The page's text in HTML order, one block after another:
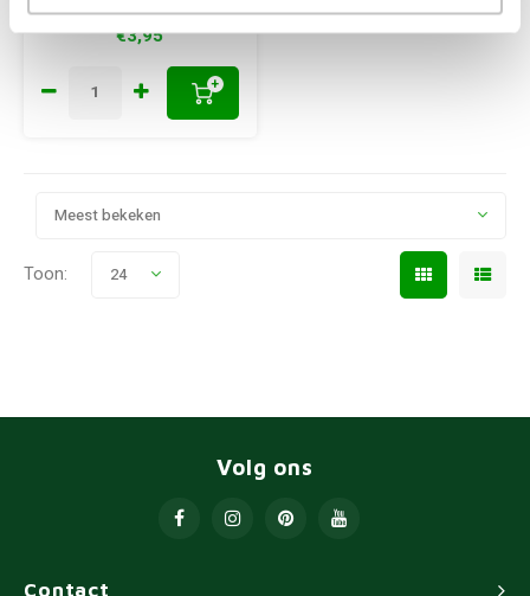
€3,95
+
Meest bekeken
Toon: 24
Contact
Volg ons